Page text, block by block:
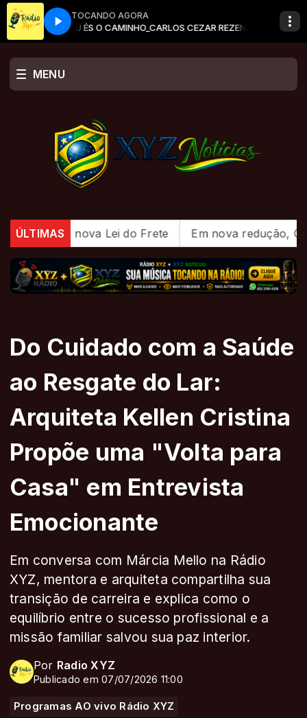
TOCANDO AGORA
TU ÉS O CAMINHO_CARLOS CEZAR
MENU
ÚLTIMAS
nova Lei do Frete Em nova redução, Copom
Do Cuidado com a Saúde
ao Resgate do Lar:
Arquiteta Kellen Cristina
Propõe uma "Volta para
Casa" em Entrevista
Emocionante
Em conversa com Márcia Mello na Rádio
XYZ, mentora e arquiteta compartilha sua
transição de carreira e explica como o
equilíbrio entre o sucesso profissional e a
missão familiar salvou sua paz interior.
Por Radio XYZ
Publicado em 07/07/2026 11:00
Programas AO vivo Rádio XYZ